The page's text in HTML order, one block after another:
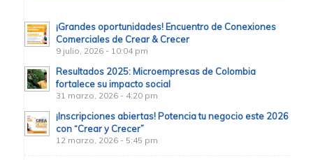
¡Grandes oportunidades! Encuentro de Conexiones
Comerciales de Crear & Crecer
9 julio, 2026 - 10:04 pm
Resultados 2025: Microempresas de Colombia
fortalece su impacto social
31 marzo, 2026 - 4:20 pm
¡Inscripciones abiertas! Potencia tu negocio este 2026
con “Crear y Crecer”
12 marzo, 2026 - 5:45 pm